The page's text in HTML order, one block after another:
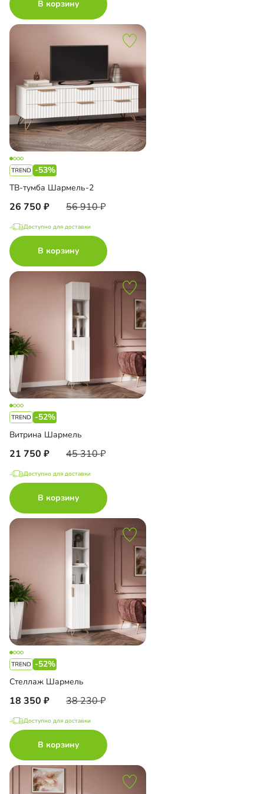
В корзину
-53%
ТВ-тумба Шармель-2
26 750 56 910
Доступно для доставки
В корзину
-52%
Витрина Шармель
21 750 45 310
Доступно для доставки
В корзину
-52%
Стеллаж Шармель
18 350 38 230
Доступно для доставки
В корзину